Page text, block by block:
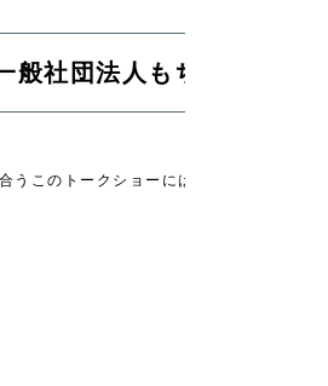
般社団法人もちもちびと
うこのトークショーにはいとう…